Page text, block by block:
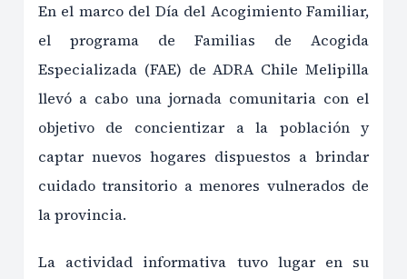
En el marco del Día del Acogimiento Familiar,
el programa de Familias de Acogida
Especializada (FAE) de ADRA Chile Melipilla
llevó a cabo una jornada comunitaria con el
objetivo de concientizar a la población y
captar nuevos hogares dispuestos a brindar
cuidado transitorio a menores vulnerados de
la provincia.
La actividad informativa tuvo lugar en su